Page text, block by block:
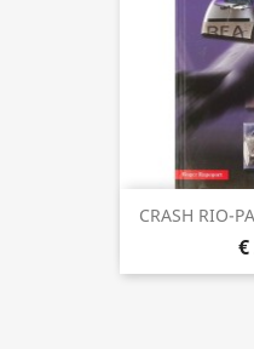
CRASH RIO-
€